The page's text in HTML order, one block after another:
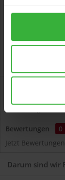
Persönliche
Lackierungen und
Bewertungen
0
Jetzt
Darum sind wir